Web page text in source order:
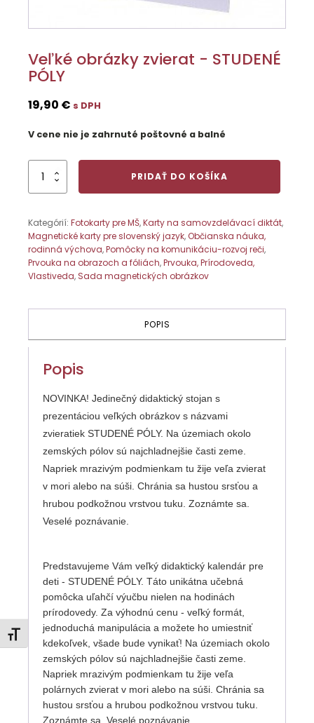
Zmeniť veľkosť písma
Veľké obrázky zvierat - STUDENÉ
PÓLY
19,90 € s DPH
V cene nie je zahrnuté poštovné a balné
množstvo
-
STUDENÉ
PÓLY
PRIDAŤ DO KOŠÍKA
Kategórií: Fotokarty pre MŠ,Karty na samovzdelávací diktát,
Magnetické karty pre slovenský jazyk,Občianska náuka,
rodinná výchova,Pomôcky na komunikáciu-rozvoj reči,
Prvouka na obrazoch a fóliách,Prvouka, Prírodoveda,
Vlastiveda, Sada magnetických obrázkov
POPIS
Popis
NOVINKA! Jedinečný didaktický stojan s
prezentáciou veľkých obrázkov s názvami
zvieratiek STUDENÉ PÓLY. Na územiach okolo
zemských pólov sú najchladnejšie časti zeme.
Napriek mrazivým podmienkam tu žije veľa zvierat
v mori alebo na súši. Chránia sa hustou srsťou a
hrubou podkožnou vrstvou tuku. Zoznámte sa.
Veselé poznávanie.
Predstavujeme Vám veľký didaktický kalendár pre
deti - STUDENÉ PÓLY. Táto unikátna učebná
pomôcka uľahčí výučbu nielen na hodinách
prírodovedy. Za výhodnú cenu - veľký formát,
jednoduchá manipulácia a možete ho umiestniť
kdekoľvek, všade bude vynikať! Na územiach okolo
zemských pólov sú najchladnejšie časti zeme.
Napriek mrazivým podmienkam tu žije veľa
polárnych zvierat v mori alebo na súši. Chránia sa
hustou srsťou a hrubou podkožnou vrstvou tuku.
Zoznámte sa. Veselé poznávanie.